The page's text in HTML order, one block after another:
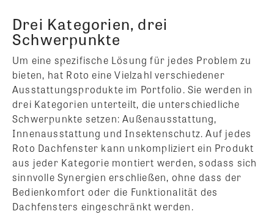
Drei Kategorien, drei
Schwerpunkte
Um eine spezifische Lösung für jedes Problem zu
bieten, hat Roto eine Vielzahl verschiedener
Ausstattungsprodukte im Portfolio. Sie werden in
drei Kategorien unterteilt, die unterschiedliche
Schwerpunkte setzen: Außenausstattung,
Innenausstattung und Insektenschutz. Auf jedes
Roto Dachfenster kann unkompliziert ein Produkt
aus jeder Kategorie montiert werden, sodass sich
sinnvolle Synergien erschließen, ohne dass der
Bedienkomfort oder die Funktionalität des
Dachfensters eingeschränkt werden.